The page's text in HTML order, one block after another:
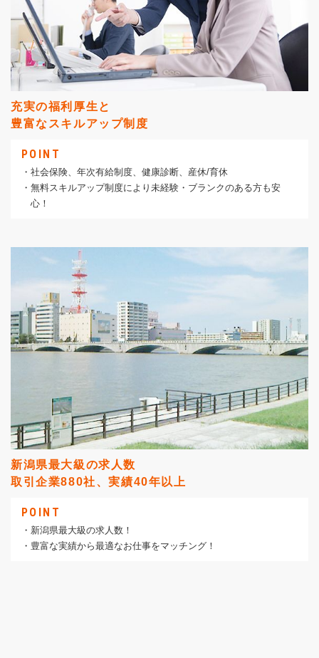
充実の福利厚生と
豊富なスキルアップ制度
POINT
・社会保険、年次有給制度、健康診断、産休/育休
・無料スキルアップ制度により未経験・ブランクのある方も安
心！
新潟県最大級の求人数
取引企業880社、実績40年以上
POINT
・新潟県最大級の求人数！
・豊富な実績から最適なお仕事をマッチング！